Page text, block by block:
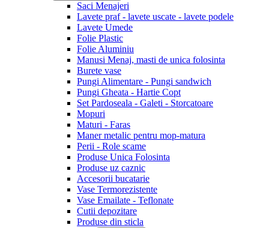
Saci Menajeri
Lavete praf - lavete uscate - lavete podele
Lavete Umede
Folie Plastic
Folie Aluminiu
Manusi Menaj, masti de unica folosinta
Burete vase
Pungi Alimentare - Pungi sandwich
Pungi Gheata - Hartie Copt
Set Pardoseala - Galeti - Storcatoare
Mopuri
Maturi - Faras
Maner metalic pentru mop-matura
Perii - Role scame
Produse Unica Folosinta
Produse uz caznic
Accesorii bucatarie
Vase Termorezistente
Vase Emailate - Teflonate
Cutii depozitare
Produse din sticla